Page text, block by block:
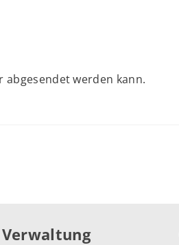
abgesendet werden kann.